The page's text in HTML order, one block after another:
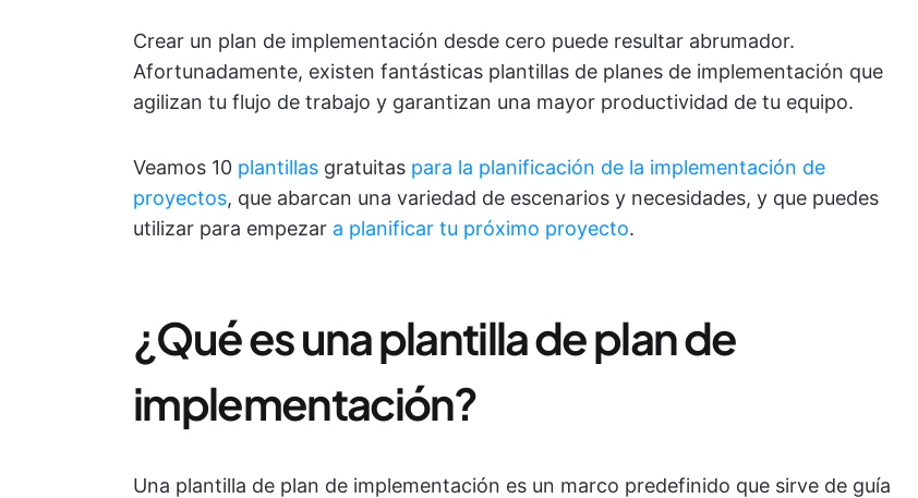
Crear un plan de implementación desde cero puede resultar abrumador.
Afortunadamente, existen fantásticas plantillas de planes de implementación que
agilizan tu flujo de trabajo y garantizan una mayor productividad de tu equipo.
Veamos 10 plantillas gratuitas para la planificación de la implementación de
proyectos, que abarcan una variedad de escenarios y necesidades, y que puedes
utilizar para empezar a planificar tu próximo proyecto.
¿Qué es una plantilla de plan de
implementación?
Una plantilla de plan de implementación es un marco predefinido que sirve de guía